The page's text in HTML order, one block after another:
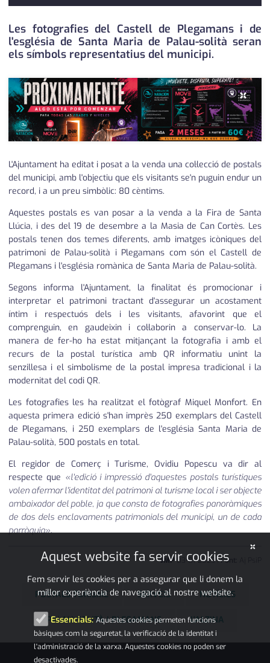
societat
urbanisme
editorial
Les fotografies del Castell de Plegamans i de
l'església de Santa Maria de Palau-solità seran
els símbols representatius del municipi.
×
L'Ajuntament ha editat i posat a la venda una col·lecció de postals
del municipi, amb l'objectiu que els visitants se'n puguin endur un
record, i a un preu simbòlic: 80 cèntims.
Aquestes postals es van posar a la venda a la Fira de Santa
Llúcia, i des del 19 de desembre a la Masia de Can Cortès. Les
postals tenen dos temes diferents, amb imatges icòniques del
patrimoni de Palau-solità i Plegamans com són el Castell de
Plegamans i l'església romànica de Santa Maria de Palau-solità.
Segons informa l'Ajuntament, la finalitat és promocionar i
interpretar el patrimoni tractant d'assegurar un acostament
íntim i respectuós dels i les visitants, afavorint que el
comprenguin, en gaudeixin i col·laborin a conservar-lo. La
manera de fer-ho ha estat mitjançant la fotografia i amb el
recurs de la postal turística amb QR informatiu unint la
senzillesa i el simbolisme de la postal impresa tradicional i la
modernitat del codi QR.
Les fotografies les ha realitzat el fotògraf Miquel Monfort. En
aquesta primera edició s'han imprès 250 exemplars del Castell
de Plegamans, i 250 exemplars de l'església Santa Maria de
Palau-solità, 500 postals en total.
El regidor de Comerç i Turisme, Ovidiu Popescu va dir al
respecte que «l'edició i impressió d'aquestes postals turístiques
volen afermar l'identitat del patrimoni al turisme local i ser objecte
ambaixador del poble, ja que consta de fotografies panoràmiques
de dos dels enclavaments patrimonials del municipi, un de cada
parròquia».
JMP03 •01•2023|Font:
POSTALS TURISME SERVEIS NOTÍCIES
PALAU-SOLITÀ I PLEGAMANS L'ALZINA
×
Aquest website fa servir cookies
Fem servir les cookies per a assegurar que li donem la
millor experiència de navegació al nostre website.
Essencials: Aquestes cookies permeten funcions
bàsiques com la seguretat, la verificació de la identitat i
l'administració de la xarxa. Aquestes cookies no poden ser
desactivades.